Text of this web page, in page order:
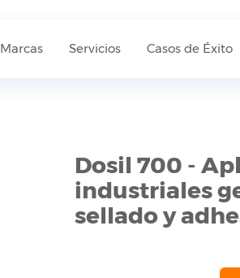
Marcas Servicios Casos de Éxito
Dosil 700 -
industriales
sellado y